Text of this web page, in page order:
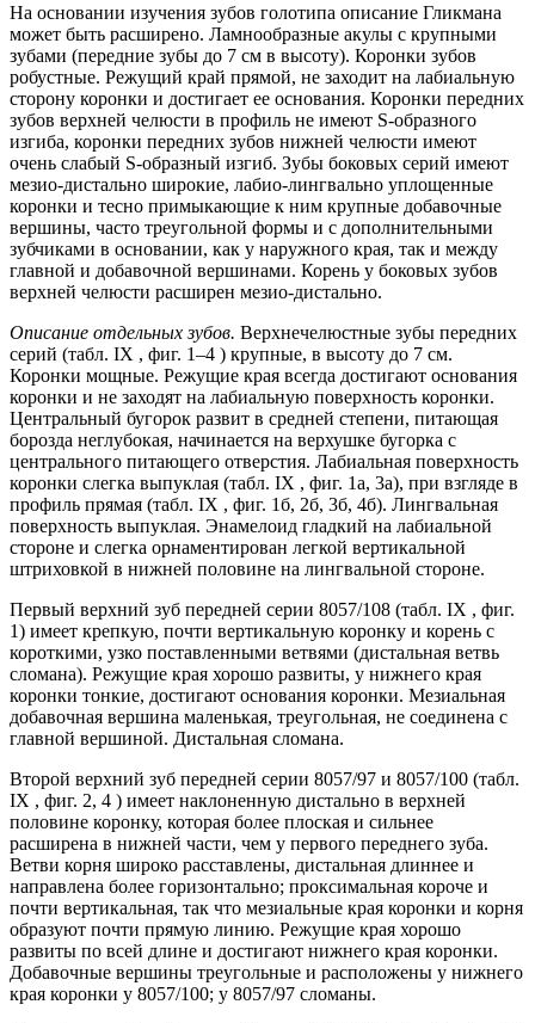
На основании изучения зубов голотипа описание Гликмана
может быть расширено. Ламнообразные акулы с крупными
зубами (передние зубы до 7 см в высоту). Коронки зубов
робустные. Режущий край прямой, не заходит на лабиальную
сторону коронки и достигает ее основания. Коронки передних
зубов верхней челюсти в профиль не имеют S-образного
изгиба, коронки передних зубов нижней челюсти имеют
очень слабый S-образный изгиб. Зубы боковых серий имеют
мезио-дистально широкие, лабио-лингвально уплощенные
коронки и тесно примыкающие к ним крупные добавочные
вершины, часто треугольной формы и с дополнительными
зубчиками в основании, как у наружного края, так и между
главной и добавочной вершинами. Корень у боковых зубов
верхней челюсти расширен мезио-дистально.
Описание отдельных зубов. Верхнечелюстные зубы передних
серий (табл. IX , фиг. 1–4 ) крупные, в высоту до 7 см.
Коронки мощные. Режущие края всегда достигают основания
коронки и не заходят на лабиальную поверхность коронки.
Центральный бугорок развит в средней степени, питающая
борозда неглубокая, начинается на верхушке бугорка с
центрального питающего отверстия. Лабиальная поверхность
коронки слегка выпуклая (табл. IX , фиг. 1а, 3а), при взгляде в
профиль прямая (табл. IX , фиг. 1б, 2б, 3б, 4б). Лингвальная
поверхность выпуклая. Энамелоид гладкий на лабиальной
стороне и слегка орнаментирован легкой вертикальной
штриховкой в нижней половине на лингвальной стороне.
Первый верхний зуб передней серии 8057/108 (табл. IX , фиг.
1) имеет крепкую, почти вертикальную коронку и корень с
короткими, узко поставленными ветвями (дистальная ветвь
сломана). Режущие края хорошо развиты, у нижнего края
коронки тонкие, достигают основания коронки. Мезиальная
добавочная вершина маленькая, треугольная, не соединена с
главной вершиной. Дистальная сломана.
Второй верхний зуб передней серии 8057/97 и 8057/100 (табл.
IX , фиг. 2, 4 ) имеет наклоненную дистально в верхней
половине коронку, которая более плоская и сильнее
расширена в нижней части, чем у первого переднего зуба.
Ветви корня широко расставлены, дистальная длиннее и
направлена более горизонтально; проксимальная короче и
почти вертикальная, так что мезиальные края коронки и корня
образуют почти прямую линию. Режущие края хорошо
развиты по всей длине и достигают нижнего края коронки.
Добавочные вершины треугольные и расположены у нижнего
края коронки у 8057/100; у 8057/97 сломаны.